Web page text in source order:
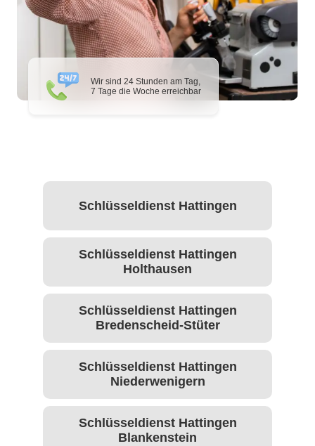
Wir sind 24 Stunden am Tag,
7 Tage die Woche erreichbar
Schlüsseldienst Hattingen
Schlüsseldienst Hattingen
Holthausen
Schlüsseldienst Hattingen
Bredenscheid-Stüter
Schlüsseldienst Hattingen
Niederwenigern
Schlüsseldienst Hattingen
Blankenstein